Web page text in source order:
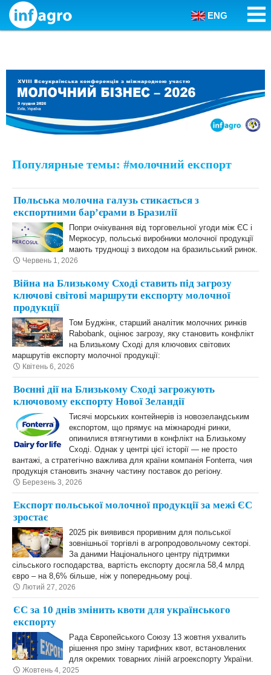
Skip to content
ENG
Популярные темы: #молочний експорт
Польська молочна галузь стикається з
експортними бар’єрами в Бразилії
Попри очікування від торговельної угоди між ЄС і
Меркосур, польські виробники молочної продукції
мають труднощі з виходом на бразильський ринок.
Червень 1, 2026
Війна на Близькому Сході ставить під загрозу
ключові світові маршрути експорту молочної
продукції
Том Буджінк, старший аналітик молочних ринків
Rabobank, оцінює загрозу, яку становить конфлікт
на Близькому Сході для ключових світових
маршрутів експорту молочної продукції:
Квітень 6, 2026
Воєнні дії на Близькому Сході загрожують
ключовому експорту Нової Зеландії
Тисячі морських контейнерів із новозеландським
експортом, що прямує на міжнародні ринки,
опинилися втягнутими в конфлікт на Близькому
Сході. Однак у центрі цієї історії — не просто
вантажі, а стратегічно важлива для країни компанія Fonterra, чия
продукція становить значну частину поставок до регіону.
Березень 3, 2026
Експорт польської молочної продукції за межі ЄС
зростає
2025 рік виявився проривним для польської
зовнішньої торгівлі в агропродовольчому секторі.
За даними Національного центру підтримки
сільського господарства, вартість експорту досягла 58,4 млрд
євро – на 8,6% більше, ніж у попередньому році.
Лютий 27, 2026
ЄС за 10 днів змінить квоти для українського
експорту
Рада Європейського Союзу 13 жовтня ухвалить
рішення про зміну тарифних квот, встановлених
для окремих товарних ліній агроекспорту України.
Жовтень 4, 2025